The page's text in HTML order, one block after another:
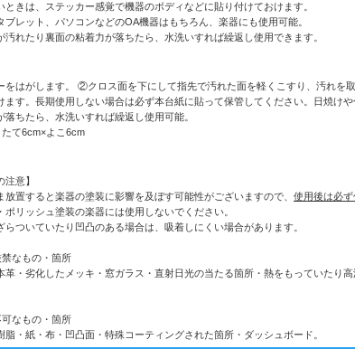
ときは、ステッカー感覚で機器のボディなどに貼り付けておけます。
ブレット、パソコンなどのOA機器はもちろん、楽器にも使用可能。
汚れたり裏面の粘着力が落ちたら、水洗いすれば繰返し使用できます。
はがします。 ②クロス面を下にして指先で汚れた面を軽くこすり、汚れを
ます。長期使用しない場合は必ず本台紙に貼って保管してください。日焼け
落ちたら、水洗いすれば繰返し使用可能。
て6cm×よこ6cm
注意】
放置すると楽器の塗装に影響を及ぼす可能性がございますので、 使用後は必
ポリッシュ塗装の楽器には使用しないでください。
らついていたり凹凸のある場合は、吸着しにくい場合があります。
なもの・箇所
革・劣化したメッキ・窓ガラス・直射日光の当たる箇所・熱をもっていたり
なもの・箇所
脂・紙・布・凹凸面・特殊コーティングされた箇所・ダッシュボード。